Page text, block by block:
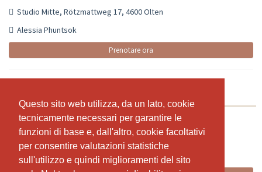
Questo sito web utilizza, da un lato, cookie
tecnicamente necessari per garantire le
funzioni di base e, dall'altro, cookie facoltativi
per consentire valutazioni statistiche
sull'utilizzo e quindi miglioramenti del sito
Questo sito web utilizza, da un lato, cookie
tecnicamente necessari per garantire le
funzioni di base e, dall'altro, cookie facoltativi
per consentire valutazioni statistiche
sull'utilizzo e quindi miglioramenti del sito
Studio Mitte, Rötzmattweg 17, 4600 Olten
Alessia Phuntsok
Prenotare ora
Pilates Wednesday Flow
20:00 - 21:00
Pilatesstudio Rötzmattweg 17, 4600 Olten
Alessia Phuntsok